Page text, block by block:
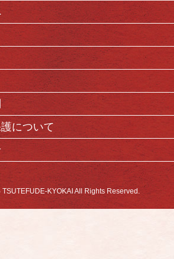
について
KYOKAI All Rights Reserved.